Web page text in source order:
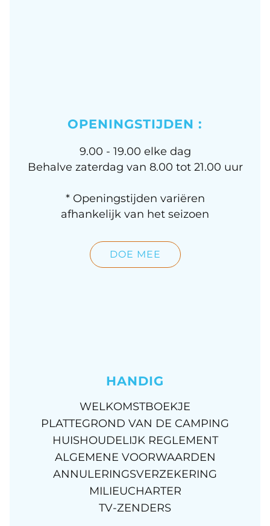
OPENINGSTIJDEN :
9.00 - 19.00 elke dag
Behalve zaterdag van 8.00 tot 21.00 uur
* Openingstijden variëren
afhankelijk van het seizoen
DOE MEE
HANDIG
WELKOMSTBOEKJE
PLATTEGROND VAN DE CAMPING
HUISHOUDELIJK REGLEMENT
ALGEMENE VOORWAARDEN
ANNULERINGSVERZEKERING
MILIEUCHARTER
TV-ZENDERS